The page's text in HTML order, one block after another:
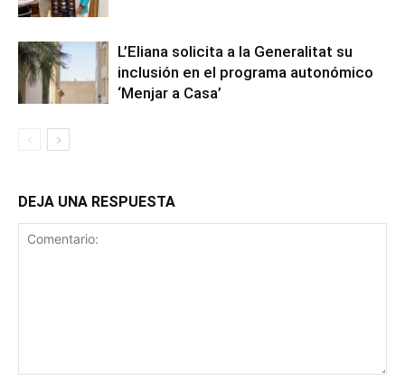
L’Eliana solicita a la Generalitat su
inclusión en el programa autonómico
‘Menjar a Casa’
DEJA UNA RESPUESTA